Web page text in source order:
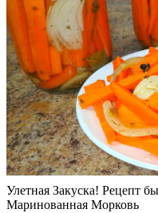
Улетная Закуска! Рецепт
Маринованная Морковь